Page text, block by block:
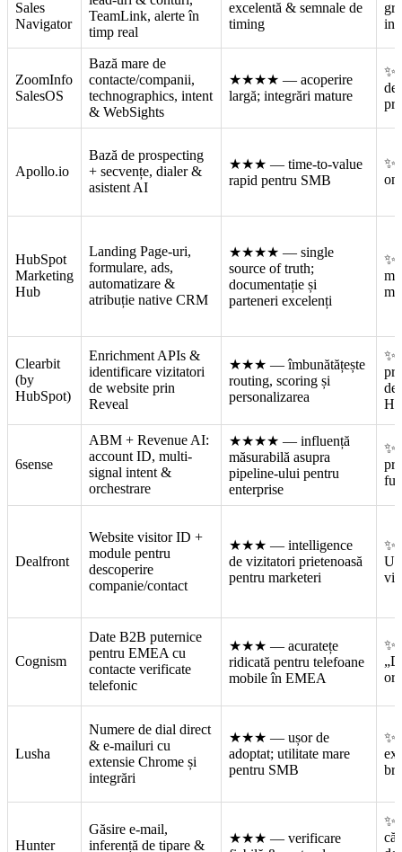
Sales
Navigator
TeamLink, alerte în
timp real
excelentă & semnale de
timing
ZoomInfo
SalesOS
Bază mare de
contacte/companii,
technographics, intent
& WebSights
★★★★ — acoperire
largă; integrări mature
✨
de
Apollo.io
Bază de prospecting
+ secvențe, dialer &
asistent AI
★★★ — time-to-value
rapid pentru SMB
✨
HubSpot
Marketing
Hub
Landing Page-uri,
formulare, ads,
automatizare &
atribuție native CRM
★★★★ — single
source of truth;
documentație și
parteneri excelenți
✨
Clearbit
(by
HubSpot)
Enrichment APIs &
identificare vizitatori
de website prin
Reveal
★★★ — îmbunătățește
routing, scoring și
personalizarea
✨
6sense
ABM + Revenue AI:
account ID, multi-
signal intent &
orchestrare
★★★★ — influență
măsurabilă asupra
pipeline-ului pentru
enterprise
✨
Dealfront
Website visitor ID +
module pentru
descoperire
companie/contact
★★★ — intelligence
de vizitatori prietenoasă
pentru marketeri
✨
Cognism
Date B2B puternice
pentru EMEA cu
contacte verificate
telefonic
★★★ — acuratețe
ridicată pentru telefoane
mobile în EMEA
✨
Lusha
Numere de dial direct
& e-mailuri cu
extensie Chrome și
integrări
★★★ — ușor de
adoptat; utilitate mare
pentru SMB
✨
Hunter
Găsire e-mail,
inferență de tipare &
★★★ — verificare
✨